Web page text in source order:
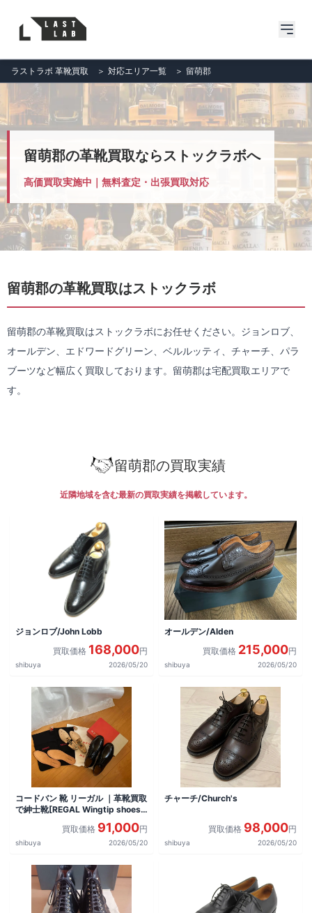
ラストラボ 革靴買取 ＞ 対応エリア一覧 ＞ 留萌郡
留萌郡の革靴買取ならストックラボへ
高価買取実施中｜無料査定・出張買取対応
留萌郡の革靴買取はストックラボ
留萌郡の革靴買取はストックラボにお任せください。ジョンロブ、
オールデン、エドワードグリーン、ベルルッティ、チャーチ、パラ
ブーツなど幅広く買取しております。留萌郡は宅配買取エリアで
す。
留萌郡の買取実績
近隣地域を含む最新の買取実績を掲載しています。
ジョンロブ/John Lobb
買取価格 168,000円
shibuya 2026/05/20
オールデン/Alden
買取価格 215,000円
shibuya 2026/05/20
コードバン 靴 リーガル ｜革靴買取
で紳士靴[REGAL Wingtip shoes]
買取価格 91,000円
shibuya 2026/05/20
チャーチ/Church's
買取価格 98,000円
shibuya 2026/05/20